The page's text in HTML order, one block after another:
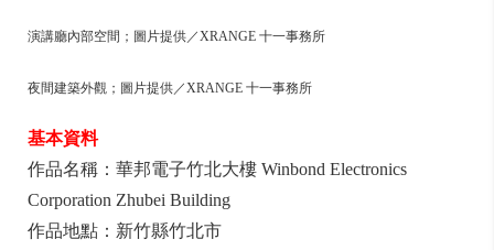
演講廳內部空間；圖片提供／XRANGE 十一事務所
夜間建築外觀；圖片提供／XRANGE 十一事務所
基本資料
作品名稱：華邦電子竹北大樓 Winbond Electronics
Corporation Zhubei Building
作品地點：新竹縣竹北市